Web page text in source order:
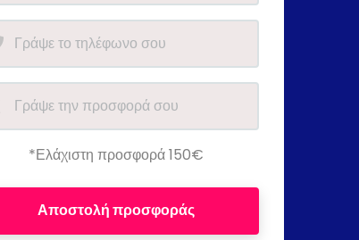
*Ελάχιστη προσφορά 150€
Αποστολή προσφοράς